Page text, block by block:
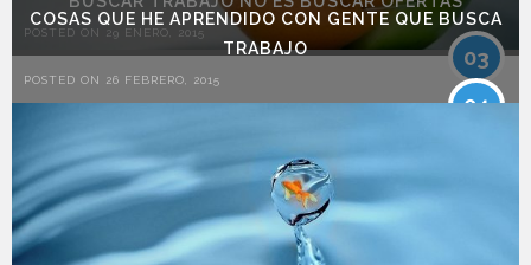
POSTED ON 29 ENERO, 2015
03
COSAS QUE HE APRENDIDO CON GENTE QUE BUSCA
TRABAJO
POSTED ON 26 FEBRERO, 2015
04